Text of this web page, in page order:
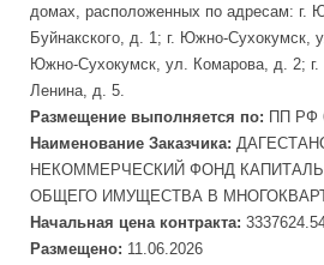
домах, расположенных по адресам: г.
Буйнакского, д. 1; г. Южно-Сухокумск,
Южно-Сухокумск, ул. Комарова, д. 2;
Ленина, д. 5.
Размещение выполняется по: ПП РФ
Наименование Заказчика:
НЕКОММЕРЧЕСКИЙ ФОНД
ОБЩЕГО ИМУЩЕСТВА В
Начальная цена контракта:
Размещено: 11.06.2026